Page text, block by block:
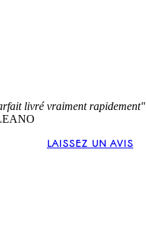
livré vraiment rapidement"
LAISSEZ UN AVIS